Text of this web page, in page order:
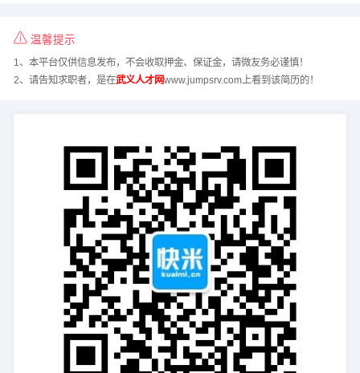
温馨提示
1、本平台仅供信息发布，不会收取押金、保证金，请微友务必谨慎！
2、请告知求职者，是在武义人才网www.jumpsrv.com上看到该简历的！